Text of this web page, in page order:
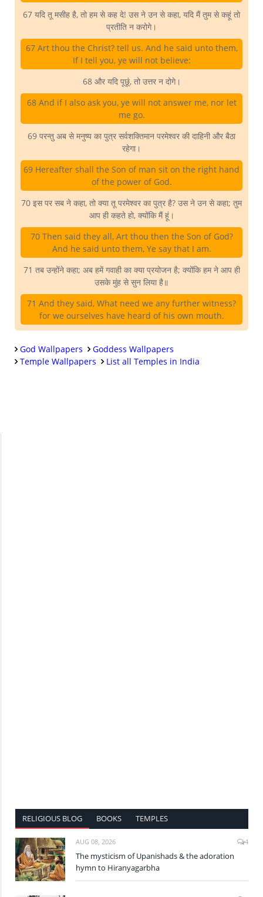
67 यदि तू मसीह है, तो हम से कह दे! उस ने उन से कहा, यदि मैं तुम से कहूं तो
प्रतीति न करोगे।
67 Art thou the Christ? tell us. And he said unto them,
If I tell you, ye will not believe:
68 और यदि पूछूं, तो उत्तर न दोगे।
68 And if I also ask you, ye will not answer me, nor let
me go.
69 परन्तु अब से मनुष्य का पुत्र सर्वशक्तिमान परमेश्वर की दाहिनी और बैठा
रहेगा।
69 Hereafter shall the Son of man sit on the right hand
of the power of God.
70 इस पर सब ने कहा, तो क्या तू परमेश्वर का पुत्र है? उस ने उन से कहा; तुम
आप ही कहते हो, क्योंकि मैं हूं।
70 Then said they all, Art thou then the Son of God?
And he said unto them, Ye say that I am.
71 तब उन्होंने कहा; अब हमें गवाही का क्या प्रयोजन है; क्योंकि हम ने आप ही
उसके मुंह से सुन लिया है॥
71 And they said, What need we any further witness?
for we ourselves have heard of his own mouth.
God Wallpapers
Goddess Wallpapers
Temple Wallpapers
List all Temples in India
RELIGIOUS BLOG BOOKS TEMPLES
AUG 08, 2026 4
The mysticism of Upanishads & the adoration
hymn to Hiranyagarbha